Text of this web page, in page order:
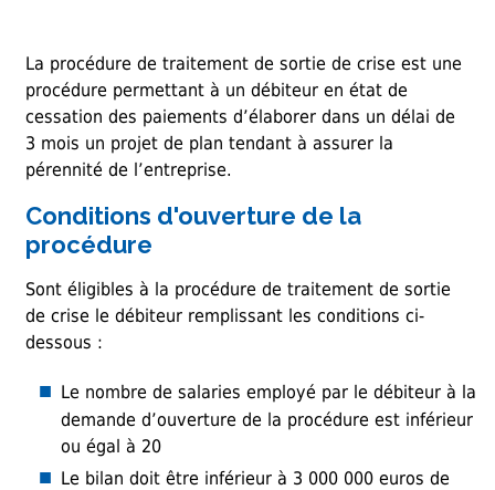
La procédure de traitement de sortie de crise est une
procédure permettant à un débiteur en état de
cessation des paiements d’élaborer dans un délai de
3 mois un projet de plan tendant à assurer la
pérennité de l’entreprise.
Conditions d'ouverture de la
procédure
Sont éligibles à la procédure de traitement de sortie
de crise le débiteur remplissant les conditions ci-
dessous :
Le nombre de salaries employé par le débiteur à la
demande d’ouverture de la procédure est inférieur
ou égal à 20
Le bilan doit être inférieur à 3 000 000 euros de